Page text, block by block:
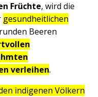
Früchte, wird die
gesundheitlichen
Beeren
verleihen.
indigenen Völkern